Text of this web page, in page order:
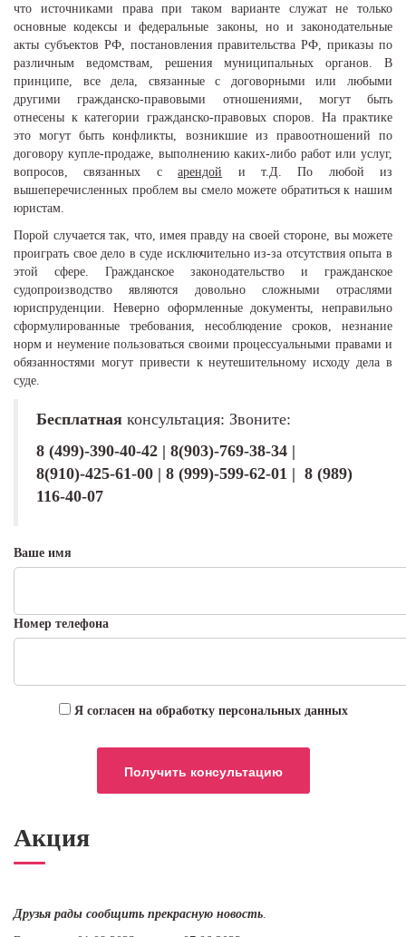
что источниками права при таком варианте служат не только
основные кодексы и федеральные законы, но и законодательные
акты субъектов РФ, постановления правительства РФ, приказы по
различным ведомствам, решения муниципальных органов. В
принципе, все дела, связанные с договорными или любыми
другими гражданско-правовыми отношениями, могут быть
отнесены к категории гражданско-правовых споров. На практике
это могут быть конфликты, возникшие из правоотношений по
договору купле-продаже, выполнению каких-либо работ или услуг,
вопросов, связанных сарендой и т.Д. По любой из
вышеперечисленных проблем вы смело можете обратиться к нашим
юристам.
Порой случается так, что, имея правду на своей стороне, вы можете
проиграть свое дело в суде исключительно из-за отсутствия опыта в
этой сфере. Гражданское законодательство и гражданское
судопроизводство являются довольно сложными отраслями
юриспруденции. Неверно оформленные документы, неправильно
сформулированные требования, несоблюдение сроков, незнание
норм и неумение пользоваться своими процессуальными правами и
обязанностями могут привести к неутешительному исходу дела в
суде.
Бесплатная консультация: Звоните:
8 (499)-390-40-42 | 8(903)-769-38-34 |
8(910)-425-61-00 | 8 (999)-599-62-01 | 8 (989)
116-40-07
Ваше имя
Номер телефона
Я согласен на обработку персональных данных
Акция
Друзья рады сообщить прекрасную новость